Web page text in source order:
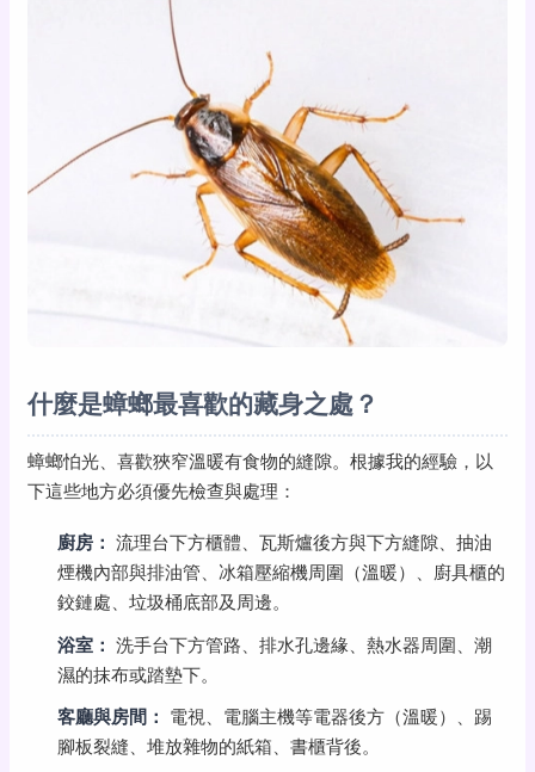
什麼是蟑螂最喜歡的藏身之處？
蟑螂怕光、喜歡狹窄溫暖有食物的縫隙。根據我的經驗，以
下這些地方必須優先檢查與處理：
廚房： 流理台下方櫃體、瓦斯爐後方與下方縫隙、抽油
煙機內部與排油管、冰箱壓縮機周圍（溫暖）、廚具櫃的
鉸鏈處、垃圾桶底部及周邊。
浴室： 洗手台下方管路、排水孔邊緣、熱水器周圍、潮
濕的抹布或踏墊下。
客廳與房間： 電視、電腦主機等電器後方（溫暖）、踢
腳板裂縫、堆放雜物的紙箱、書櫃背後。